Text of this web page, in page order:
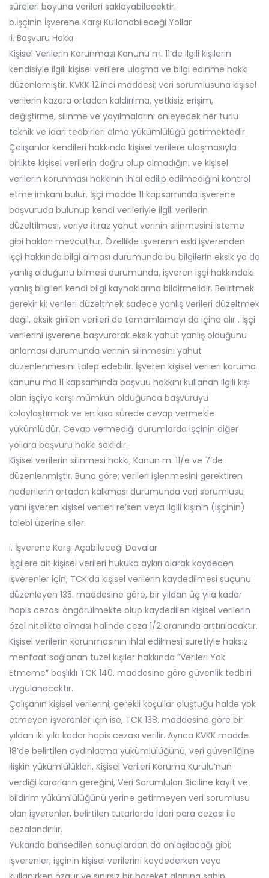
süreleri boyuna verileri saklayabilecektir.
b.İşçinin İşverene Karşı Kullanabileceği Yollar
ii. Başvuru Hakkı
Kişisel Verilerin Korunması Kanunu m. 11’de ilgili kişilerin
kendisiyle ilgili kişisel verilere ulaşma ve bilgi edinme hakkı
düzenlemiştir. KVKK 12'inci maddesi; veri sorumlusuna kişisel
verilerin kazara ortadan kaldırılma, yetkisiz erişim,
değiştirme, silinme ve yayılmalarını önleyecek her türlü
teknik ve idari tedbirleri alma yükümlülüğü getirmektedir.
Çalışanlar kendileri hakkında kişisel verilere ulaşmasıyla
birlikte kişisel verilerin doğru olup olmadığını ve kişisel
verilerin korunması hakkının ihlal edilip edilmediğini kontrol
etme imkanı bulur. İşçi madde 11 kapsamında işverene
başvuruda bulunup kendi verileriyle ilgili verilerin
düzeltilmesi, veriye itiraz yahut verinin silinmesini isteme
gibi hakları mevcuttur. Özellikle işverenin eski işverenden
işçi hakkında bilgi alması durumunda bu bilgilerin eksik ya da
yanlış olduğunu bilmesi durumunda, işveren işçi hakkındaki
yanlış bilgileri kendi bilgi kaynaklarına bildirmelidir. Belirtmek
gerekir ki; verileri düzeltmek sadece yanlış verileri düzeltmek
değil, eksik girilen verileri de tamamlamayı da içine alır . İşçi
verilerini işverene başvurarak eksik yahut yanlış olduğunu
anlaması durumunda verinin silinmesini yahut
düzenlenmesini talep edebilir. İşveren kişisel verileri koruma
kanunu md.11 kapsamında başvuu hakkını kullanan ilgili kişi
olan işçiye karşı mümkün olduğunca başvuruyu
kolaylaştırmak ve en kısa sürede cevap vermekle
yükümlüdür. Cevap vermediği durumlarda işçinin diğer
yollara başvuru hakkı saklıdır.
Kişisel verilerin silinmesi hakkı; Kanun m. 11/e ve 7’de
düzenlenmiştir. Buna göre; verileri işlenmesini gerektiren
nedenlerin ortadan kalkması durumunda veri sorumlusu
yani işveren kişisel verileri re’sen veya ilgili kişinin (işçinin)
talebi üzerine siler.
i. İşverene Karşı Açabileceği Davalar
İşçilere ait kişisel verileri hukuka aykırı olarak kaydeden
işverenler için, TCK’da kişisel verilerin kaydedilmesi suçunu
düzenleyen 135. maddesine göre, bir yıldan üç yıla kadar
hapis cezası öngörülmekte olup kaydedilen kişisel verilerin
özel nitelikte olması halinde ceza 1/2 oranında arttırılacaktır.
Kişisel verilerin korunmasının ihlal edilmesi suretiyle haksız
menfaat sağlanan tüzel kişiler hakkında ‟Verileri Yok
Etmeme” başlıklı TCK 140. maddesine göre güvenlik tedbiri
uygulanacaktır.
Çalışanın kişisel verilerini, gerekli koşullar oluştuğu halde yok
etmeyen işverenler için ise, TCK 138. maddesine göre bir
yıldan iki yıla kadar hapis cezası verilir. Ayrıca KVKK madde
18’de belirtilen aydınlatma yükümlülüğünü, veri güvenliğine
ilişkin yükümlülükleri, Kişisel Verileri Koruma Kurulu’nun
verdiği kararların gereğini, Veri Sorumluları Siciline kayıt ve
bildirim yükümlülüğünü yerine getirmeyen veri sorumlusu
olan işverenler, belirtilen tutarlarda idari para cezası ile
cezalandırılır.
Yukarıda bahsedilen sonuçlardan da anlaşılacağı gibi;
işverenler, işçinin kişisel verilerini kaydederken veya